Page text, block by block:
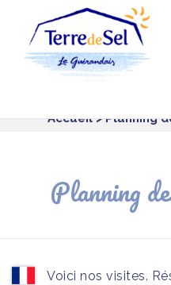
Accueil> Planning
Planning
Voici nos visites.
Panneau de gestion des cookies